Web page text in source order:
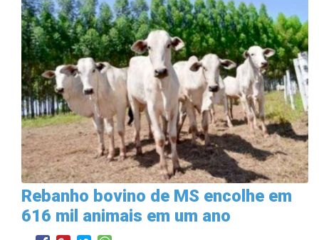
Rebanho bovino de MS encolhe em
616 mil animais em um ano